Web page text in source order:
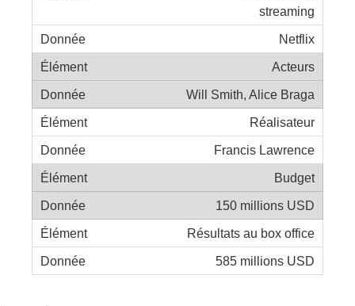
streaming
Netflix
Acteurs
Will Smith, Alice Braga
Réalisateur
Francis Lawrence
Budget
150 millions USD
Résultats au box office
585 millions USD